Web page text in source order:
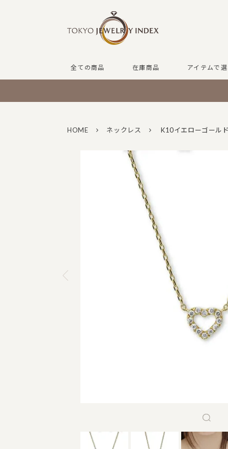
全ての商品 在庫商品 アイテムで
HOME ネックレス K10イエローゴール